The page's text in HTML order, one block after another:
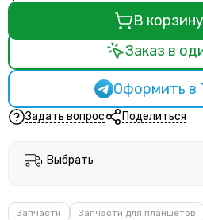
В корзину
Заказ в
Оформить в
Задать вопрос Поделиться
Выбрать
Запчасти
Запчасти для планшетов